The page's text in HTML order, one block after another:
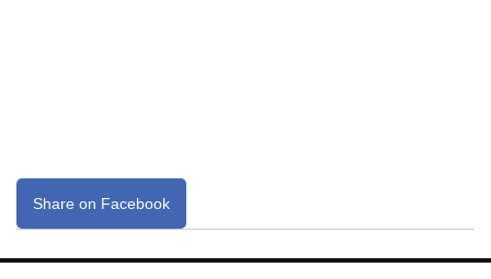
Share on Facebook